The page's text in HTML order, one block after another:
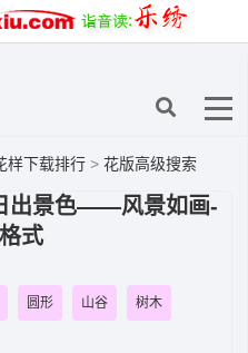
样下载排行 > 花版高级搜索
出景色——风景如画-
式
圆形 山谷 树木